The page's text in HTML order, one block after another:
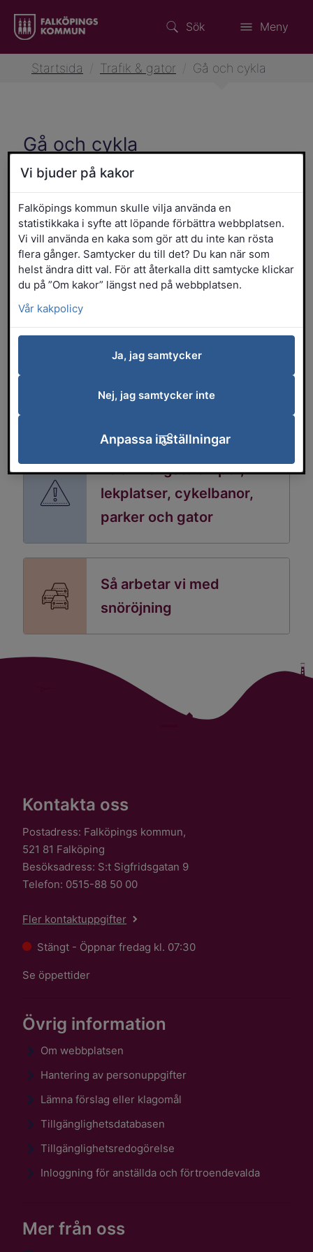
Sök Meny
Startsida Trafik & gator Gå och cykla
Gå och cykla
Gång- och cykelplan för
Falköpings tätorter
Gå och cykla i tätorten
Gå och cykla på landsbygden
Servicemeddelanden
Felanmäl gatulampor,
lekplatser, cykelbanor,
parker och gator
Så arbetar vi med
snöröjning
Kontakta oss
Postadress: Falköpings kommun,
521 81 Falköping
Besöksadress: S:t Sigfridsgatan 9
Telefon: 0515-88 50 00
Fler kontaktuppgifter
Stängt - Öppnar fredag kl. 07:30
Se öppettider
Övrig information
Om webbplatsen
Hantering av personuppgifter
Lämna förslag eller klagomål
Tillgänglighetsdatabasen
Tillgänglighetsredogörelse
Inloggning för anställda och förtroendevalda
Mer från oss
Vi bjuder på kakor
Falköpings kommun skulle vilja använda en
statistikkaka i syfte att löpande förbättra webbplatsen.
Vi vill använda en kaka som gör att du inte kan rösta
flera gånger. Samtycker du till det? Du kan när som
helst ändra ditt val. För att återkalla ditt samtycke klickar
du på ”Om kakor” längst ned på webbplatsen.
Vår kakpolicy
Ja, jag samtycker
Nej, jag samtycker inte
Anpassa inställningar